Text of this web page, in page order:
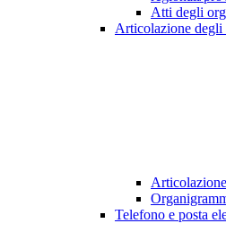
Atti degli
Articolazione
Telefono e posta